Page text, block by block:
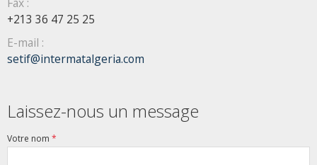
+213 36 47 25 25
E-mail :
setif@intermatalgeria.com
Laissez-nous un message
Votre nom *